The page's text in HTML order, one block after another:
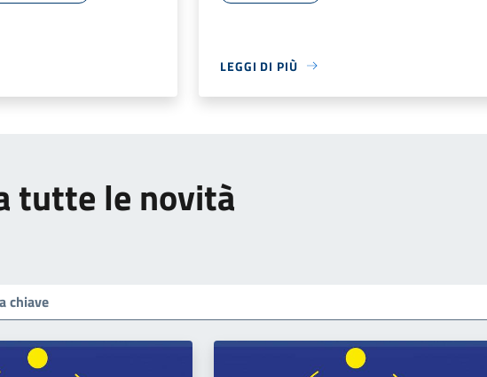
LEGGI DI PIÙ
tutte le novità